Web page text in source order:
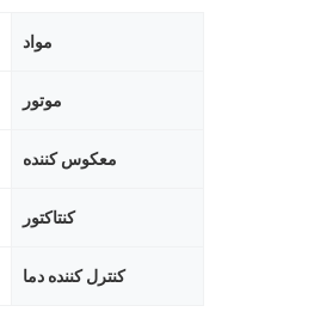
مواد
موتور
معکوس کننده
کنتاکتور
کنترل کننده دما